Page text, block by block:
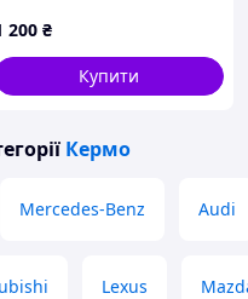
200 ₴
Купити
Кермо
Mercedes-Benz Audi
Lexus